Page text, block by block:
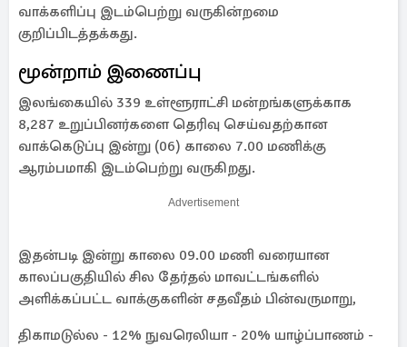
வாக்களிப்பு இடம்பெற்று வருகின்றமை
குறிப்பிடத்தக்கது.
மூன்றாம் இணைப்பு
இலங்கையில் 339 உள்ளூராட்சி மன்றங்களுக்காக
8,287 உறுப்பினர்களை தெரிவு செய்வதற்கான
வாக்கெடுப்பு இன்று (06) காலை 7.00 மணிக்கு
ஆரம்பமாகி இடம்பெற்று வருகிறது.
Advertisement
இதன்படி இன்று காலை 09.00 மணி வரையான
காலப்பகுதியில் சில தேர்தல் மாவட்டங்களில்
அளிக்கப்பட்ட வாக்குகளின் சதவீதம் பின்வருமாறு,
திகாமடுல்ல - 12% நுவரெலியா - 20% யாழ்ப்பாணம் -